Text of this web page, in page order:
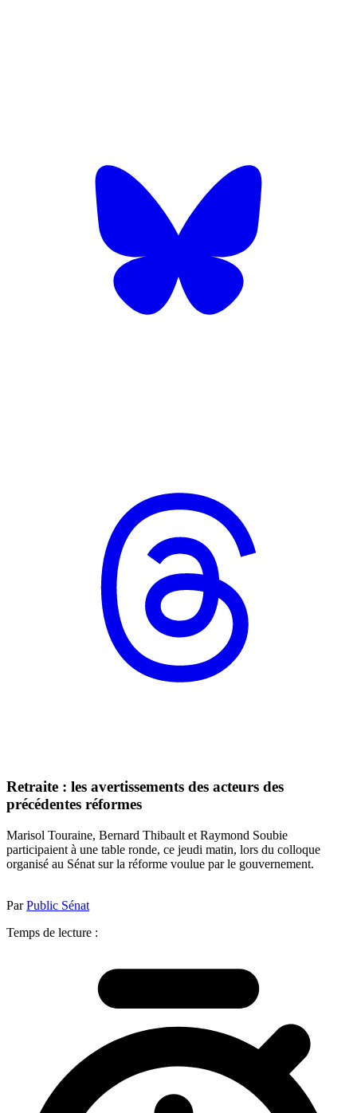
Retraite : les avertissements des acteurs des
précédentes réformes
Marisol Touraine, Bernard Thibault et Raymond Soubie
participaient à une table ronde, ce jeudi matin, lors du colloque
organisé au Sénat sur la réforme voulue par le gouvernement.
ParPublic Sénat
Temps de lecture :